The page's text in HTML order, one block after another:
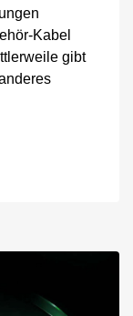
Kabel
gibt